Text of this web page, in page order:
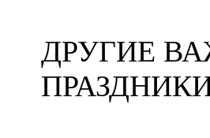
ДРУГИЕ